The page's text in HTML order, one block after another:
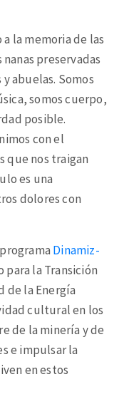
la memoria de las
preservadas
abuelas. Somos
somos cuerpo,
posible.
con el
que nos traigan
es una
dolores con
Dinamiz-
la Transición
de la Energía
cultural en los
de la minería y de
e impulsar la
en estos